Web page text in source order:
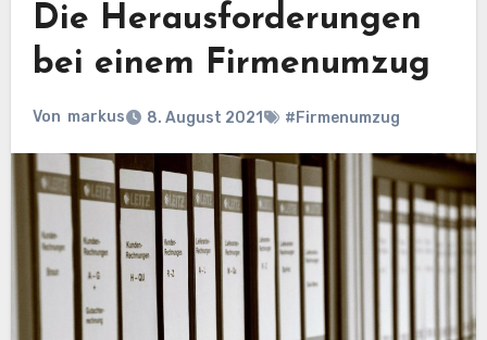
Die Herausforderungen
bei einem Firmenumzug
Von markus 8. August 2021 #Firmenumzug